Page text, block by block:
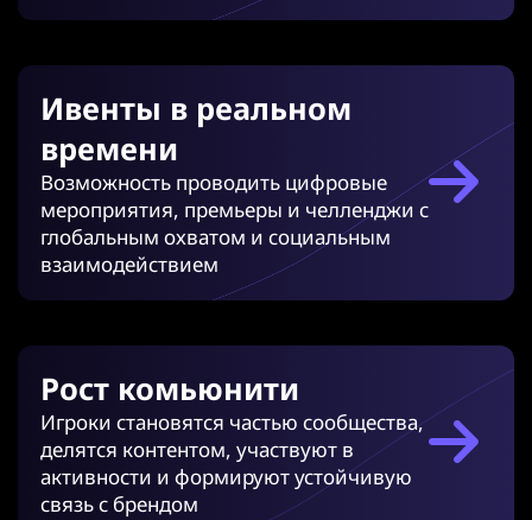
Ивенты в реальном
времени
Возможность проводить цифровые
мероприятия, премьеры и челленджи с
глобальным охватом и социальным
взаимодействием
Рост комьюнити
Игроки становятся частью сообщества,
делятся контентом, участвуют в
активности и формируют устойчивую
связь с брендом